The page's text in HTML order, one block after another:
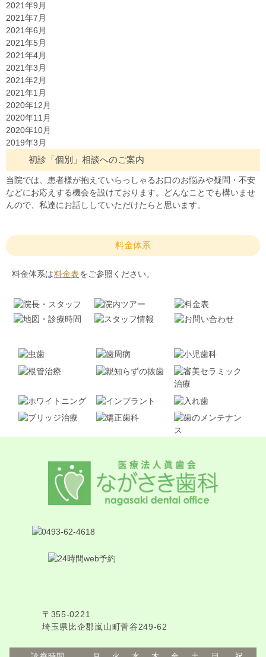
2021年9月
2021年7月
2021年6月
2021年5月
2021年4月
2021年3月
2021年2月
2021年1月
2020年12月
2020年11月
2020年10月
2019年3月
初診「個別」相談へのご案内
当院では、患者様が抱えていらっしゃるお口のお悩みや疑問・不安
などにお応えする機会を設けております。どんなことでも構いませ
んので、私達にお話ししていただけたらと思います。
料金体系
料金体系は料金表をご参照ください。
〒355-0221
埼玉県比企郡嵐山町菅谷249-62